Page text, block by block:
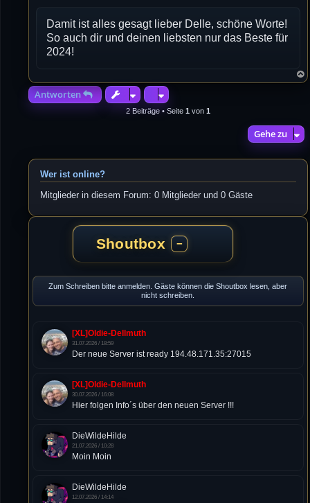
a
g
Damit ist alles gesagt lieber Delle, schöne Worte!
So auch dir und deinen liebsten nur das Beste für
2024!
Antworten
2 Beiträge • Seite 1 von 1
Gehe zu
Wer ist online?
Mitglieder in diesem Forum: 0 Mitglieder und 0 Gäste
Shoutbox −
Zum Schreiben bitte anmelden. Gäste können die Shoutbox lesen, aber
nicht schreiben.
[XL]Oldie-Dellmuth
31.07.2026 / 18:59
Der neue Server ist ready 194.48.171.35:27015
[XL]Oldie-Dellmuth
30.07.2026 / 16:08
Hier folgen Info´s über den neuen Server !!!
DieWildeHilde
21.07.2026 / 10:28
Moin Moin
DieWildeHilde
12.07.2026 / 14:14